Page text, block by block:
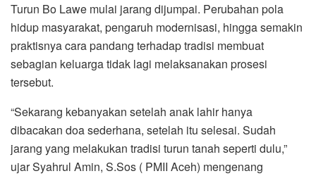
Turun Bo Lawe mulai jarang dijumpai. Perubahan pola
hidup masyarakat, pengaruh modernisasi, hingga semakin
praktisnya cara pandang terhadap tradisi membuat
sebagian keluarga tidak lagi melaksanakan prosesi
tersebut.
“Sekarang kebanyakan setelah anak lahir hanya
dibacakan doa sederhana, setelah itu selesai. Sudah
jarang yang melakukan tradisi turun tanah seperti dulu,”
ujar Syahrul Amin, S.Sos ( PMII Aceh) mengenang